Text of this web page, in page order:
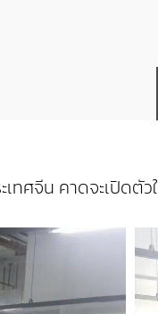
ทศจีน คาดจะเปิดตั